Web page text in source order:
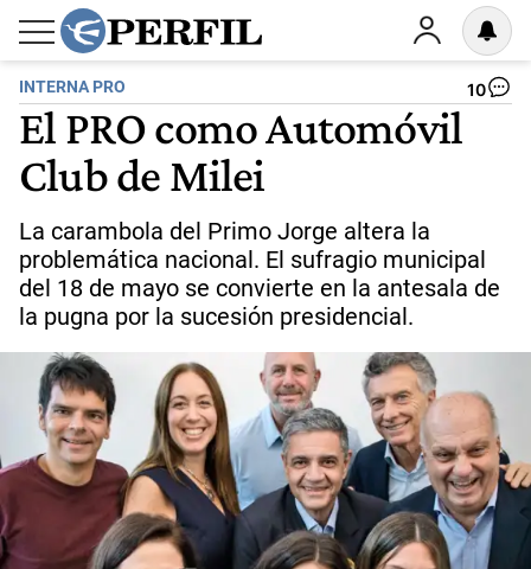
INTERNA PRO 10
El PRO como Automóvil
Club de Milei
La carambola del Primo Jorge altera la
problemática nacional. El sufragio municipal
del 18 de mayo se convierte en la antesala de
la pugna por la sucesión presidencial.